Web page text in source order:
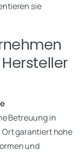
sie
Betreuung in
Ort garantiert hohe
und